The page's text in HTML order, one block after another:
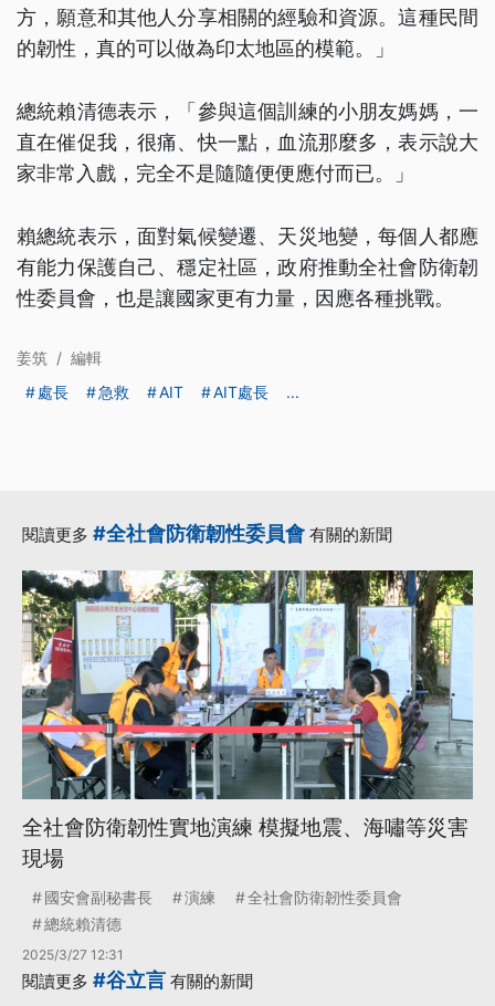
方，願意和其他人分享相關的經驗和資源。這種民間
的韌性，真的可以做為印太地區的模範。」
總統賴清德表示，「參與這個訓練的小朋友媽媽，一
直在催促我，很痛、快一點，血流那麼多，表示說大
家非常入戲，完全不是隨隨便便應付而已。」
賴總統表示，面對氣候變遷、天災地變，每個人都應
有能力保護自己、穩定社區，政府推動全社會防衛韌
性委員會，也是讓國家更有力量，因應各種挑戰。
姜筑 / 編輯
處長
急救 AIT AIT處長 ...
閱讀更多 #全社會防衛韌性委員會 有關的新聞
全社會防衛韌性實地演練 模擬地震、海嘯等災害
現場
國安會副秘書長 演練
全社會防衛韌性委員會
總統賴清德
2025/3/27 12:31
閱讀更多 #谷立言 有關的新聞